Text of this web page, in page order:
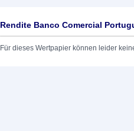
Rendite Banco Comercial
Für dieses Wertpapier können leider